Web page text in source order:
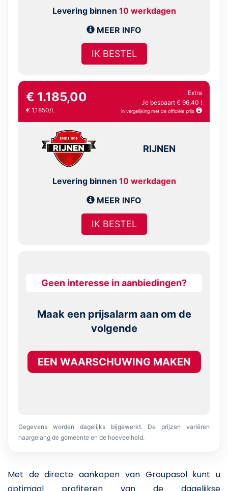
Levering binnen 10 werkdagen
MEER INFO
IK BESTEL
€ 1.185,00
€ 1,1850/L
Extra
Je bespaart € 96,40 !
in vergelijking met de officiële prijs
RIJNEN
Levering binnen 10 werkdagen
MEER INFO
IK BESTEL
Geen interesse in aanbiedingen?
Maak een prijsalarm aan om de
volgende
EEN WAARSCHUWING MAKEN
Gegevens worden dagelijks bijgewerkt. De prijzen variëren
naargelang de gemeente en de hoeveelheid.
Met de directe aankopen van Groupasol kunt u
optimaal profiteren van de dagelijkse